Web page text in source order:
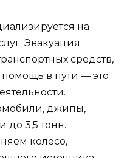
на
Эвакуация
средств,
помощь в пути — это
джипы,
до 3,5 тонн.
колесо,